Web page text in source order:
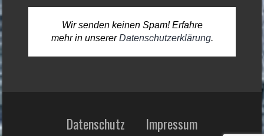
Wir senden keinen Spam! Erfahre
mehr in unsererDatenschutzerklärung.
Datenschutz Impressum